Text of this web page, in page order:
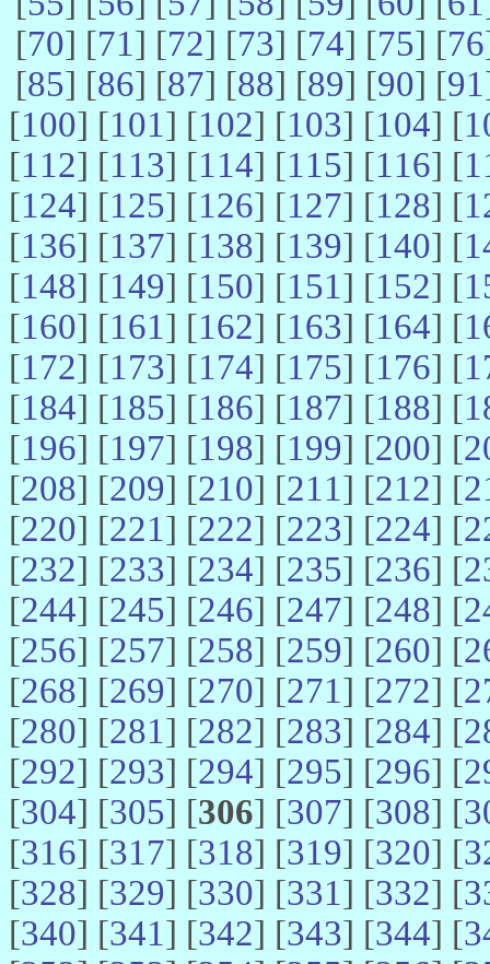
[70] [71] [72] [73] [74] [75] [76
[85] [86] [87] [88] [89] [90] [91
[100] [101] [102] [103] [104] [
[112] [113] [114] [115] [116] [
[124] [125] [126] [127] [128] [
[136] [137] [138] [139] [140] [
[148] [149] [150] [151] [152] [
[160] [161] [162] [163] [164] [
[172] [173] [174] [175] [176] [
[184] [185] [186] [187] [188] [
[196] [197] [198] [199] [200] [
[208] [209] [210] [211] [212] [
[220] [221] [222] [223] [224] [
[232] [233] [234] [235] [236] [
[244] [245] [246] [247] [248] [
[256] [257] [258] [259] [260] [
[268] [269] [270] [271] [272] [
[280] [281] [282] [283] [284] [
[292] [293] [294] [295] [296] [
[304] [305] [306] [307] [308] [
[316] [317] [318] [319] [320] [
[328] [329] [330] [331] [332] [
[340] [341] [342] [343] [344] [